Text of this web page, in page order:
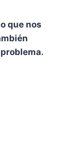
que nos